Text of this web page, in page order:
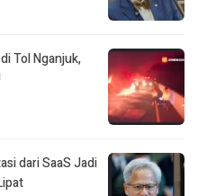
Tol Nganjuk,
dari SaaS Jadi